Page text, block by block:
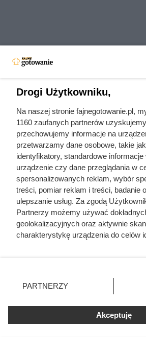
Czytaj także:
Szaleństwo w Rossmannie. 65 zł
kultowe perfumy!
Duża puszka 800 g za 5,49 zł w
dni wychodzi poniżej 6 zł
Luksusowa kawa z Italii
przeceniona. Klienci kupują na
W Biedronce trwa prawdziwe
promocje. Niektóre produkty są
Drogi Użytkowniku,
Na naszej stronie fajnegotowanie.pl,
1160 zaufanych partnerów
przechowujemy informacje na
przetwarzamy dane osobowe, takie
identyfikatory, standardowe informacje
urządzenie czy dane przeglądania w
spersonalizowanych reklam, wybór
treści, pomiar reklam i treści, badanie
ulepszanie usług. Za zgodą
Partnerzy możemy używać
geolokalizacyjnych oraz aktywnie
charakterystykę urządzenia do celów
zmienić/wycofać klikając przycisk
znajdujący się w lewym dolnym rogu
rodzaje przetwarzania danych nie
użytkownika, ale masz prawo
przetwarzaniu. Preferencje będą
PARTNERZY
Akceptuję